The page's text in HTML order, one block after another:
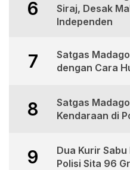
6
Siraj, Desak
Independen
7
Satgas
dengan Cara
8
Satgas
Kendaraan di
9
Dua Kurir
Polisi Sita 96